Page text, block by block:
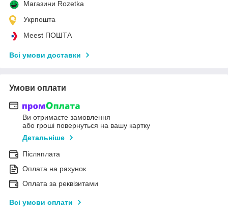
Магазини Rozetka
Укрпошта
Meest ПОШТА
Всі умови доставки
Умови оплати
Ви отримаєте замовлення
або гроші повернуться на вашу картку
Детальніше
Післяплата
Оплата на рахунок
Оплата за реквізитами
Всі умови оплати